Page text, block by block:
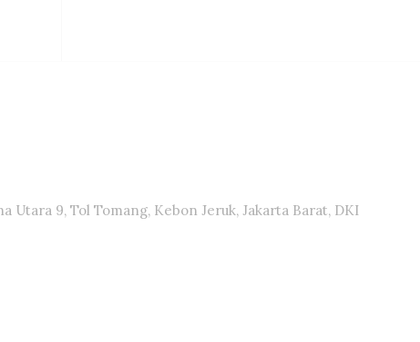
Utara 9, Tol Tomang, Kebon Jeruk, Jakarta Barat, DKI